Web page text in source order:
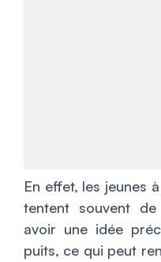
En effet, les jeunes
tentent souvent
avoir une idée
puits, ce qui peut